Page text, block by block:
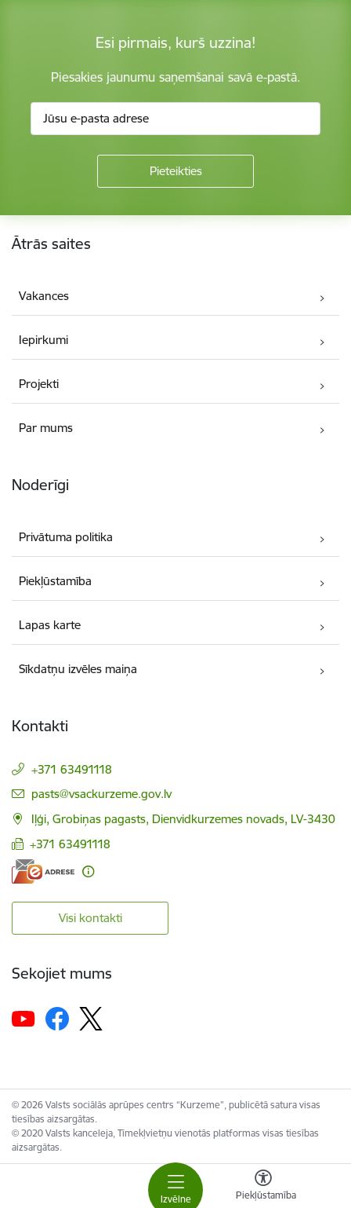
Izvēlne Piekļūstamība
Esi pirmais, kurš uzzina!
Piesakies jaunumu saņemšanai savā e-pastā.
Kājene
Ātrās saites
Vakances
Iepirkumi
Projekti
Par mums
Noderīgi
Privātuma politika
Piekļūstamība
Lapas karte
Sīkdatņu izvēles maiņa
Kontakti
+371 63491118
E-pasts:
pasts@vsackurzeme.gov.lv
Iļģi, Grobiņas pagasts, Dienvidkurzemes novads, LV-3430
+371 63491118
Visi kontakti
Sekojiet mums
© 2026 Valsts sociālās aprūpes centrs “Kurzeme”, publicētā satura visas
tiesības aizsargātas.
© 2020 Valsts kanceleja, Tīmekļvietņu vienotās platformas visas tiesības
aizsargātas.